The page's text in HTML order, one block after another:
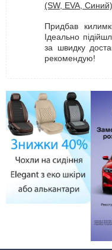
(SW, EVA, Синий)
Придбав
Ідеально
за швидку
рекомендую!